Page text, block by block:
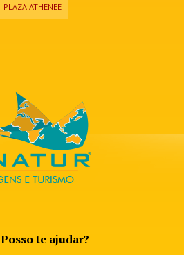
PLAZA ATHENEE
Posso te ajudar?